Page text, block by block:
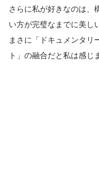
さらに私が好きなのは、
い方が完璧なまでに美し
まさに「ドキュメンタリ
ト」の融合だと私は感じ